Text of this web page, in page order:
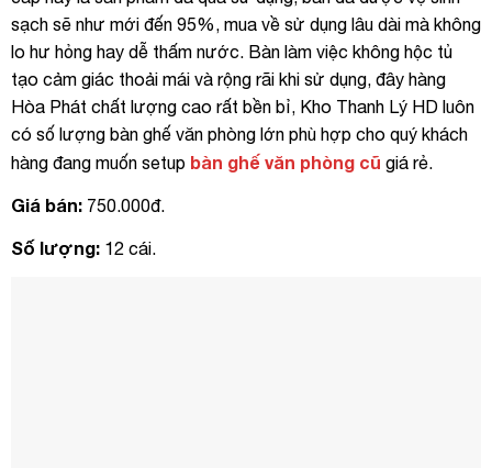
sạch sẽ như mới đến 95%, mua về sử dụng lâu dài mà không
lo hư hỏng hay dễ thấm nước. Bàn làm việc không hộc tủ
tạo cảm giác thoải mái và rộng rãi khi sử dụng, đây hàng
Hòa Phát chất lượng cao rất bền bỉ, Kho Thanh Lý HD luôn
có số lượng bàn ghế văn phòng lớn phù hợp cho quý khách
hàng đang muốn setup bàn ghế văn phòng cũ giá rẻ.
Giá bán: 750.000đ.
Số lượng: 12 cái.